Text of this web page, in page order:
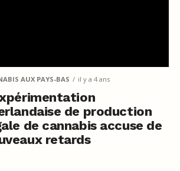
AUX PAYS-BAS il y a 4 ans
de production
de cannabis accuse de
retards